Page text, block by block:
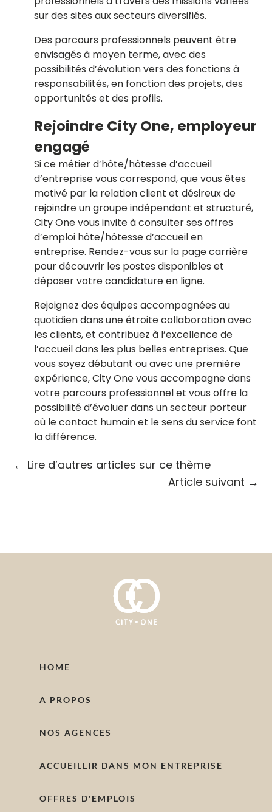
sur des sites aux secteurs diversifiés.
Des parcours professionnels peuvent être
envisagés à moyen terme, avec des
possibilités d’évolution vers des fonctions à
responsabilités, en fonction des projets, des
opportunités et des profils.
Rejoindre City One, employeur
engagé
Si ce métier d’hôte/hôtesse d’accueil
d’entreprise vous correspond, que vous êtes
motivé par la relation client et désireux de
rejoindre un groupe indépendant et structuré,
City One vous invite à consulter ses offres
d’emploi hôte/hôtesse d’accueil en
entreprise. Rendez-vous sur la page carrière
pour découvrir les postes disponibles et
déposer votre candidature en ligne.
Rejoignez des équipes accompagnées au
quotidien dans une étroite collaboration avec
les clients, et contribuez à l’excellence de
l’accueil dans les plus belles entreprises. Que
vous soyez débutant ou avec une première
expérience, City One vous accompagne dans
votre parcours professionnel et vous offre la
possibilité d’évoluer dans un secteur porteur
où le contact humain et le sens du service font
la différence.
← Lire d’autres articles sur ce thème
Article suivant →
HOME
A PROPOS
NOS AGENCES
ACCUEILLIR DANS MON ENTREPRISE
OFFRES D'EMPLOIS